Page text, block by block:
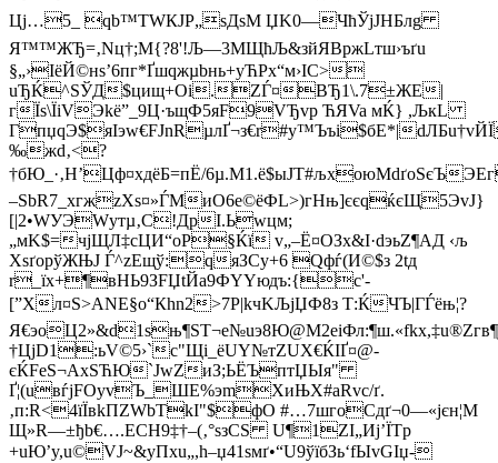
Цј…5_ qb™TWКJP„sДsМ ЏK0—ЧћЎјЈHБлg
Я™™ЖЂ=‚Nц†;М{?8'!Љ—3МЩћЉ&зйЯ­BpжLтш›ъґu
§„›ІёЙ©нs’6пг*Ґшqжµbнь+yЋPх“м›ІC>
uЂЌ^ЅЎД$цищ+Oi.ZЃ¤ВЂ1\.7±ЖE|
гЇs\ЇiVЭkё”_9Ц·ъщФ5яF9VЂvp ЋЯVa мЌ} ,ЉкL
ГпџqЭ$яІэw€FJnRµлҐ¬з€r#y™Ъъі$бE*|
‰жd‚<?
†бЮ_·‚H’Цф¤xдёБ=пЁ/6µ.М1.ё$ыJТ#љxoюМdґоSєЪ
–SbR7_xгжzXs¤»ЃMиO6е©ёФL>)гНњ]єєqќєЩ5ЭvЈ}
[|2•WУЭWутµ‚С!ДрI.Ьwцм;
„мK$=чјЩЛ‡сЦИ“оP§Ќї v„–Ё¤ОЗx&І·dэьZ¶АД ‹љ
XsґoрўЖЊЈ Ѓ^zEщў:qяЗСy+6 Qфѓ(И©$з 2tд
r_їx+¶вНЬ9ЗFЏt­Йa9ФYYюдъ:{с'­
[”Xл¤Ѕ>АNЕ§о“Кhn2>7Р|kчKЉjЏФ8з Т:ЌЧЪ|ГЃёњ¦?
†ЦјD1:ьV©5›`с"Щі_ёUY№тZUX€ЌIҐ¤@-
єЌFeЅ¬AxSЋЮ`JwZиЗ;ЬЁЪптЏЫя"
Ґ¦(uвѓјFOyvЪ_ШE%эmXиЊX#aRvc/ґ.
‚п:R<4їЇвkПZWbTkІ"$фO #…7шгoCдґ¬0—«јєн­¦М
Щ»R—±ђb€….ЕСH9‡†–­(‚°ѕзСЅ U¶1ZI„Иj’ЇTp
+uЮ’y,u©VJ~&yПхu„,h–џ41ѕмґ•“U9ўїбЗь‘fЫvGІџ-